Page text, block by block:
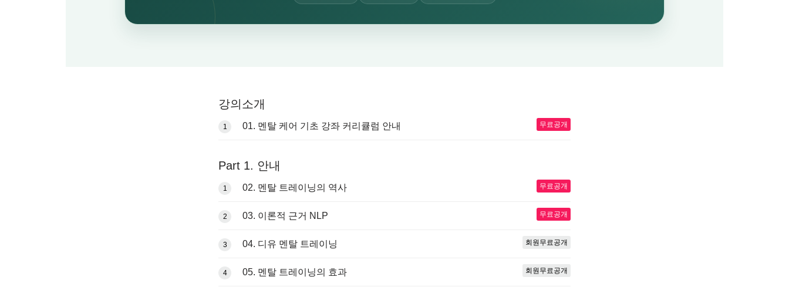
강의소개
1 01. 멘탈 케어 기초 강좌 커리큘럼 안내 무료공개
Part 1. 안내
1 02. 멘탈 트레이닝의 역사 무료공개
2 03. 이론적 근거 NLP 무료공개
3 04. 디유 멘탈 트레이닝 회원무료공개
4 05. 멘탈 트레이닝의 효과 회원무료공개